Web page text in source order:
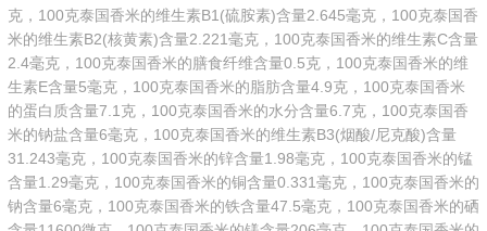
克，100克泰国香米的维生素B1(硫胺素)含量2.645毫克，100克泰国香
米的维生素B2(核黄素)含量2.221毫克，100克泰国香米的维生素C含量
2.4毫克，100克泰国香米的膳食纤维含量0.5克，100克泰国香米的维
生素E含量5毫克，100克泰国香米的脂肪含量4.9克，100克泰国香米
的蛋白质含量7.1克，100克泰国香米的水分含量6.7克，100克泰国香
米的钠盐含量6毫克，100克泰国香米的维生素B3(烟酸/尼克酸)含量
31.243毫克，100克泰国香米的锌含量1.98毫克，100克泰国香米的锰
含量1.29毫克，100克泰国香米的铜含量0.331毫克，100克泰国香米的
钠含量6毫克，100克泰国香米的铁含量47.5毫克，100克泰国香米的硒